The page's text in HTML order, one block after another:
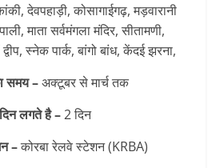
देवपहाड़ी, कोसागाईगढ़, मड़वारानी
माता सर्वमंगला मंदिर, सीतामणी,
स्नेक पार्क, बांगो बांध, केंदई झरना,
समय –अक्टूबर से मार्च तक
लगते है –2 दिन
–कोरबा रेलवे स्टेशन (KRBA)